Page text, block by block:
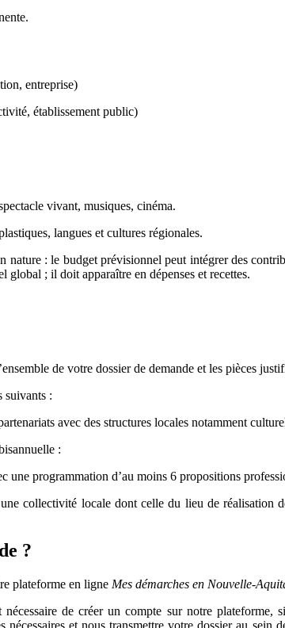
entreprise)
établissement public)
vivant, musiques, cinéma.
langues et cultures régionales.
nature : le budget prévisionnel peut intégrer des
global ; il doit apparaître en dépenses et recettes.
de votre dossier de demande et les pièces
suivants :
avec des structures locales notamment
:
une programmation d’au moins 6 propositions
collectivité locale dont celle du lieu de
?
plateforme en ligne Mes démarches en Nouvelle-
de créer un compte sur notre